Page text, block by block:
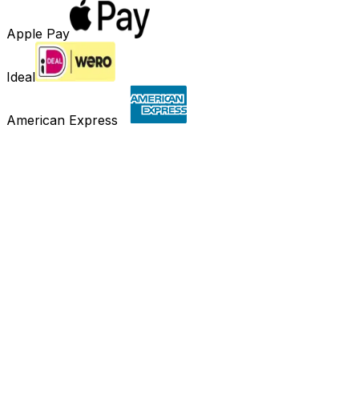
Apple Pay
Ideal
American Express